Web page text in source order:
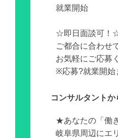
就業開始
☆即日面談可！
ご都合に合わせ
お気軽にご応募
※応募?就業開始
コンサルタントか
★あなたの「働
岐阜県周辺にエ